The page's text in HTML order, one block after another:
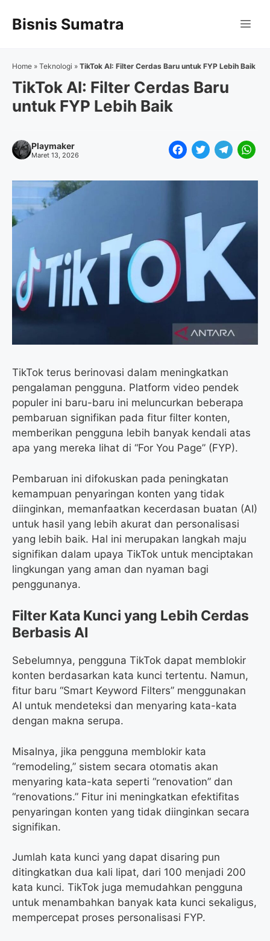
Bisnis Sumatra
Home » Teknologi » TikTok AI: Filter Cerdas Baru untuk FYP Lebih Baik
TikTok AI: Filter Cerdas Baru
untuk FYP Lebih Baik
Playmaker
Maret 13, 2026
F
o
o
k
T
T
g
m
W
s
p
TikTok terus berinovasi dalam meningkatkan
pengalaman pengguna. Platform video pendek
populer ini baru-baru ini meluncurkan beberapa
pembaruan signifikan pada fitur filter konten,
memberikan pengguna lebih banyak kendali atas
apa yang mereka lihat di “For You Page” (FYP).
Pembaruan ini difokuskan pada peningkatan
kemampuan penyaringan konten yang tidak
diinginkan, memanfaatkan kecerdasan buatan (AI)
untuk hasil yang lebih akurat dan personalisasi
yang lebih baik. Hal ini merupakan langkah maju
signifikan dalam upaya TikTok untuk menciptakan
lingkungan yang aman dan nyaman bagi
penggunanya.
Filter Kata Kunci yang Lebih Cerdas
Berbasis AI
Sebelumnya, pengguna TikTok dapat memblokir
konten berdasarkan kata kunci tertentu. Namun,
fitur baru “Smart Keyword Filters” menggunakan
AI untuk mendeteksi dan menyaring kata-kata
dengan makna serupa.
Misalnya, jika pengguna memblokir kata
“remodeling,” sistem secara otomatis akan
menyaring kata-kata seperti “renovation” dan
“renovations.” Fitur ini meningkatkan efektifitas
penyaringan konten yang tidak diinginkan secara
signifikan.
Jumlah kata kunci yang dapat disaring pun
ditingkatkan dua kali lipat, dari 100 menjadi 200
kata kunci. TikTok juga memudahkan pengguna
untuk menambahkan banyak kata kunci sekaligus,
mempercepat proses personalisasi FYP.